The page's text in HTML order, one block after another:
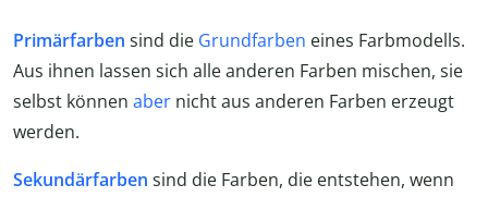
Primärfarben sind die Grundfarben eines Farbmodells.
Aus ihnen lassen sich alle anderen Farben mischen, sie
selbst können aber nicht aus anderen Farben erzeugt
werden.
Sekundärfarben sind die Farben, die entstehen, wenn